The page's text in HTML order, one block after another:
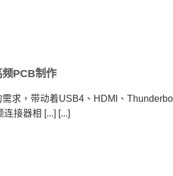
PCB制作
求，带动着USB4、HDMI、
接器相 [...] [...]